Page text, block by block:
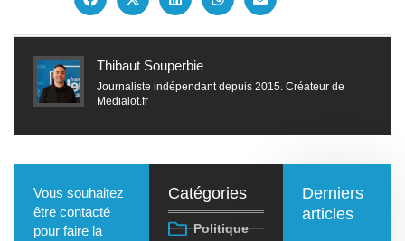
Thibaut Souperbie
Journaliste indépendant depuis 2015. Créateur de
Medialot.fr
Vous souhaitez
être contacté
pour faire la
Catégories
Politique
Derniers
articles